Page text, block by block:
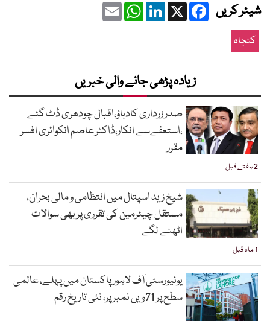
شیئر کریں Facebook
X
LinkedIn
WhatsApp
Email
کنجاہ
زیادہ پڑھی جانے والی خبریں
2 ہفتے قبل
صدر زرداری کادباؤ،اقبال چودھری ڈٹ گئے
،استعفےسے انکار،ڈاکٹر عاصم انکوائری افسر
مقرر
1 ماہ قبل
شیخ زید اسپتال میں انتظامی و مالی بحران،
مستقل چیئرمین کی تقرری پر بھی سوالات
اٹھنے لگے
یونیورسٹی آف لاہور پاکستان میں پہلے، عالمی
سطح پر 71ویں نمبر پر، نئی تاریخ رقم